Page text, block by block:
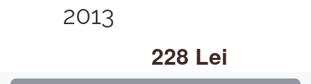
2013
228 Lei